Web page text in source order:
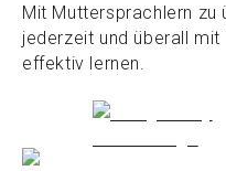
Mit Muttersprachlern zu
jederzeit und überall
effektiv lernen.